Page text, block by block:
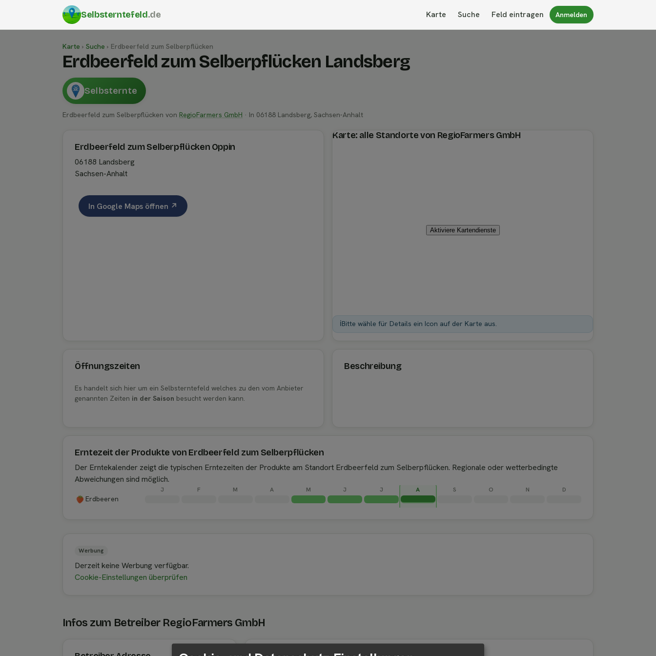
Selbsterntefeld.de Karte Suche Feld eintragen Anmelden
Karte › Suche › Erdbeerfeld zum Selberpflücken
Erdbeerfeld zum Selberpflücken Landsberg
Selbsternte
Erdbeerfeld zum Selberpflücken von RegioFarmers GmbH · In 06188 Landsberg, Sachsen-Anhalt
Erdbeerfeld zum Selberpflücken Oppin
06188 Landsberg
Sachsen-Anhalt
In Google Maps öffnen ↗
Karte: alle Standorte von RegioFarmers GmbH
Aktiviere Kartendienste
ℹ️Bitte wähle für Details ein Icon auf der Karte aus.
Öffnungszeiten
Es handelt sich hier um ein Selbsterntefeld welches zu den vom Anbieter
genannten Zeiten in der Saison besucht werden kann.
Beschreibung
Erntezeit der Produkte von Erdbeerfeld zum Selberpflücken
Der Erntekalender zeigt die typischen Erntezeiten der Produkte am Standort Erdbeerfeld zum Selberpflücken. Regionale oder wetterbedingte
Abweichungen sind möglich.
J F M A M J J A S O N D
Erdbeeren
Werbung
Derzeit keine Werbung verfügbar.
Cookie-Einstellungen überprüfen
Infos zum Betreiber RegioFarmers GmbH